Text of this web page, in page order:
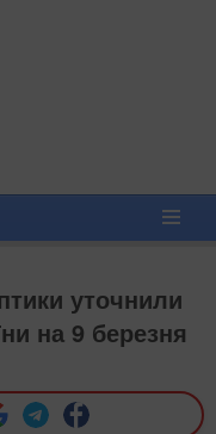
уточнили
на 9 березня